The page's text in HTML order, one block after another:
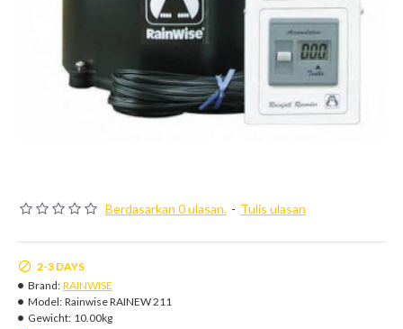
Berdasarkan 0 ulasan. - Tulis ulasan
2-3 DAYS
Brand: RAINWISE
Model: Rainwise RAINEW 211
Gewicht: 10.00kg